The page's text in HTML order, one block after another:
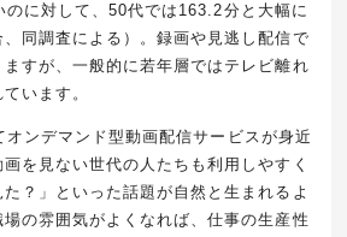
のに対して、50代では163.2分と大幅に
同調査による）。録画や見逃し配信で
すが、一般的に若年層ではテレビ離れ
います。
ンデマンド型動画配信サービスが身近
を見ない世代の人たちも利用しやすく
？」といった話題が自然と生まれるよ
の雰囲気がよくなれば、仕事の生産性